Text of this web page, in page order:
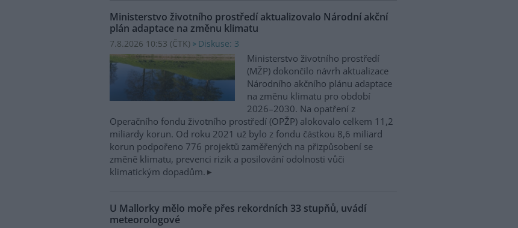
Ministerstvo životního prostředí aktualizovalo Národní akční
plán adaptace na změnu klimatu
7.8.2026 10:53 (ČTK) Diskuse: 3
Ministerstvo životního prostředí
(MŽP) dokončilo návrh aktualizace
Národního akčního plánu adaptace
na změnu klimatu pro období
2026–2030. Na opatření z
Operačního fondu životního prostředí (OPŽP) alokovalo celkem 11,2
miliardy korun. Od roku 2021 už bylo z fondu částkou 8,6 miliard
korun podpořeno 776 projektů zaměřených na přizpůsobení se
změně klimatu, prevenci rizik a posilování odolnosti vůči
klimatickým dopadům.
U Mallorky mělo moře přes rekordních 33 stupňů, uvádí
meteorologové